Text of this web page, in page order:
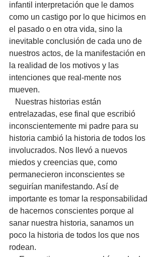
infantil interpretación que le damos
como un castigo por lo que hicimos en
el pasado o en otra vida, sino la
inevitable conclusión de cada uno de
nuestros actos, de la manifestación en
la realidad de los motivos y las
intenciones que real-mente nos
mueven.
entrelazadas, ese final que escribió
inconscientemente mi padre para su
historia cambió la historia de todos los
involucrados. Nos llevó a nuevos
miedos y creencias que, como
permanecieron inconscientes se
seguirían manifestando. Así de
importante es tomar la responsabilidad
de hacernos conscientes porque al
sanar nuestra historia, sanamos un
poco la historia de todos los que nos
rodean.